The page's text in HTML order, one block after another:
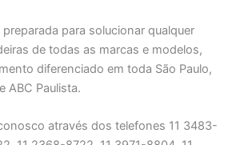
para solucionar qualquer
de todas as marcas e modelos,
diferenciado em toda São Paulo,
ABC Paulista.
através dos telefones 11 3483-